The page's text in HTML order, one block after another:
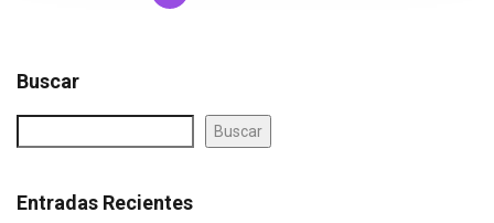
Buscar
Buscar
Entradas Recientes